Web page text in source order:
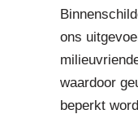
ons
waardoor
beperkt